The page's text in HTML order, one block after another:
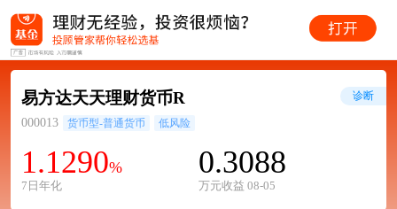
易方达天天理财货币R
000013 货币型-普通货币 低风险
1.1290%
7日年化
0.3088
万元收益 08-05
诊断